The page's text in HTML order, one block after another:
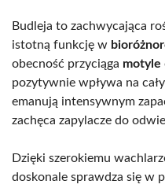
Budleja to zachwycająca
istotną funkcję w
obecność przyciąga motyle
pozytywnie wpływa na
emanują intensywnym
zachęca zapylacze do
Dzięki szerokiemu
doskonale sprawdza się w